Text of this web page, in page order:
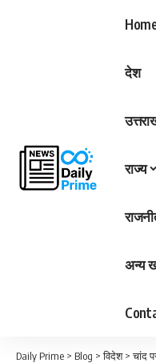
देश
राज्य
अन्य
Daily Prime > Blog >विदेश>चांद पर